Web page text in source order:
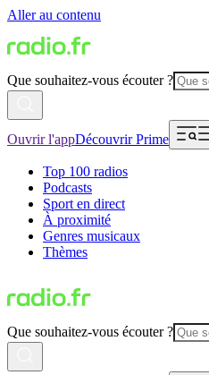
Aller au contenu
Que souhaitez-vous écouter ?
Ouvrir l'appDécouvrir Prime
Top 100 radios
Podcasts
Sport en direct
À proximité
Genres musicaux
Thèmes
Que souhaitez-vous écouter ?